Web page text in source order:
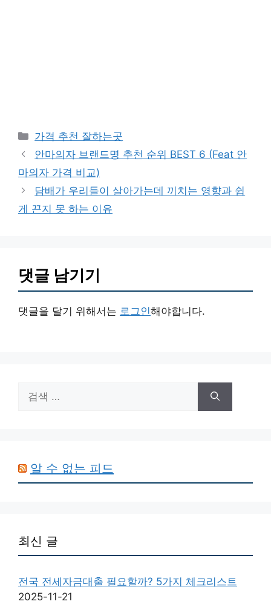
카
테
리
가격 추천 잘하는곳
안마의자 브랜드명 추천 순위 BEST 6 (Feat 안
마의자 가격 비교)
담배가 우리들이 살아가는데 끼치는 영향과 쉽
게 끈지 못 하는 이유
댓글 남기기
댓글을 달기 위해서는 로그인해야합니다.
색:
알 수 없는 피드
최신 글
전국 전세자금대출 필요할까? 5가지 체크리스트
2025-11-21